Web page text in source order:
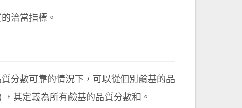
洽當指標。
分數可靠的情況下，可以從個別鹼基的品
其定義為所有鹼基的品質分數和。